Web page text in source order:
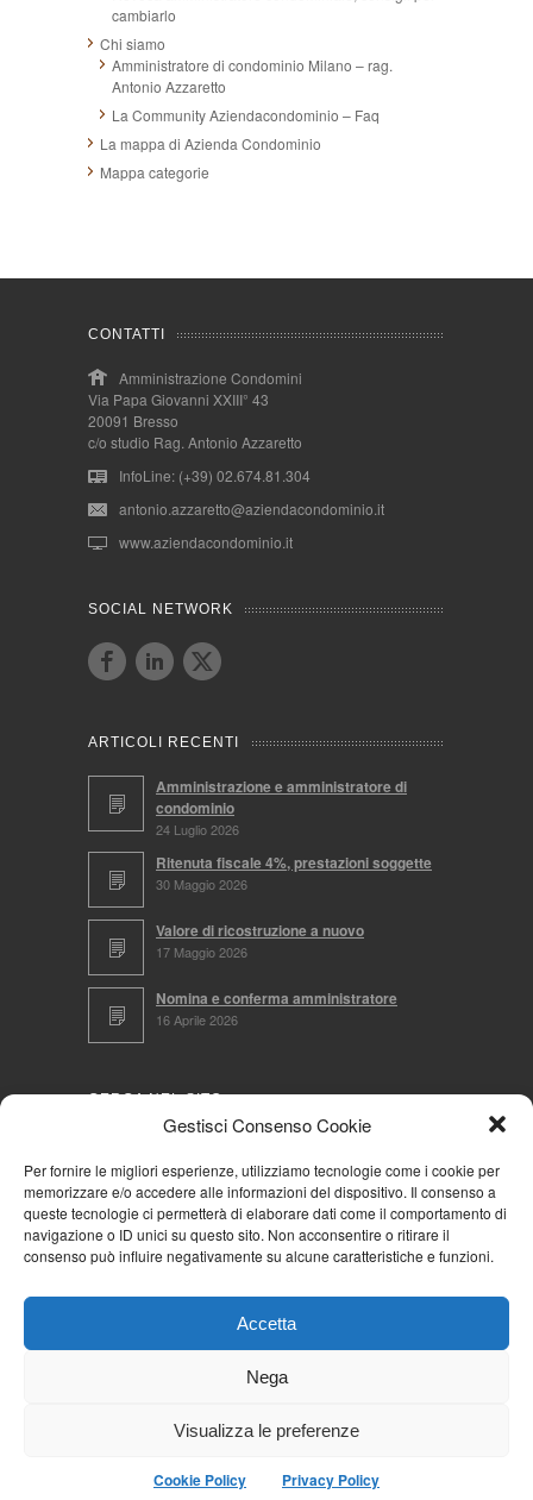
Gestisci Consenso Cookie
Per fornire le migliori esperienze, utilizziamo tecnologie come i cookie per
memorizzare e/o accedere alle informazioni del dispositivo. Il consenso a
queste tecnologie ci permetterà di elaborare dati come il comportamento di
navigazione o ID unici su questo sito. Non acconsentire o ritirare il
consenso può influire negativamente su alcune caratteristiche e funzioni.
Accetta
Nega
Visualizza le preferenze
Cookie Policy Privacy Policy
cambiarlo
Chi siamo
Amministratore di condominio Milano – rag.
Antonio Azzaretto
La Community Aziendacondominio – Faq
La mappa di Azienda Condominio
Mappa categorie
CONTATTI
Amministrazione Condomini
Via Papa Giovanni XXIII° 43
20091 Bresso
c/o studio Rag. Antonio Azzaretto
InfoLine: (+39) 02.674.81.304
antonio.azzaretto@aziendacondominio.it
www.aziendacondominio.it
SOCIAL NETWORK
ARTICOLI RECENTI
Amministrazione e amministratore di
condominio
24 Luglio 2026
Ritenuta fiscale 4%, prestazioni soggette
30 Maggio 2026
Valore di ricostruzione a nuovo
17 Maggio 2026
Nomina e conferma amministratore
16 Aprile 2026
CERCA NEL SITO
NAVIGA PER
Mappa completa
Mappa categorie
Cookie Policy (UE)
Iscriviti alla Community AziendaCondominio
© 2026La Community AziendaCondominio